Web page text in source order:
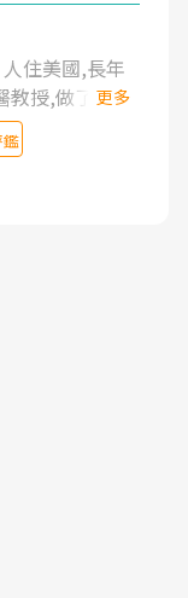
住美國,長年
教授,做了各種
徒手治療都
有限,只是壓
生活品質.
頭症候群專
更多